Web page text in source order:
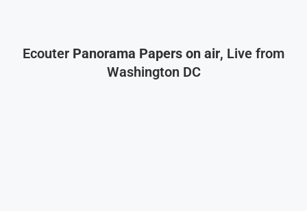
Ecouter Panorama Papers on air, Live from
Washington DC